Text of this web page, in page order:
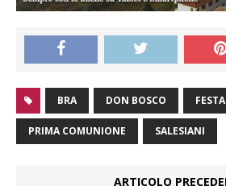
BRA DON BOSCO
PRIMA COMUNIONE SALESIANI
ARTICOLO